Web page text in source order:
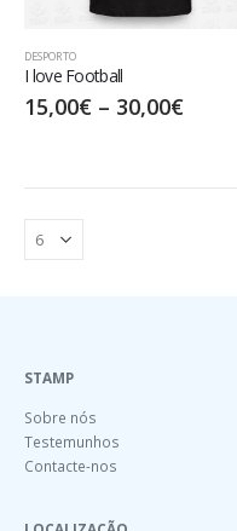
DESPORTO
I love Football
15,00€ – 30,00€
STAMP
Sobre nós
Testemunhos
Contacte-nos